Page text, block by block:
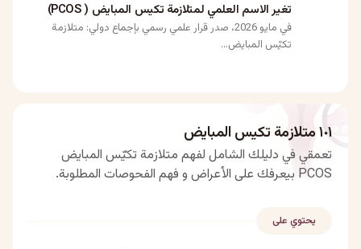
تغير الاسم العلمي لمتلازمة تكيس المبايض ( PCOS)
في مايو 2026، صدر قرار علمي رسمي بإجماع دولي: متلازمة
تكيّس المبايض...
١٠١ متلازمة تكيس المبايض
تعمقي في دليلك الشامل لفهم متلازمة تكيّس المبايض
PCOS بيعرفك على الأعراض و فهم الفحوصات المطلوبة.
يحتوي على